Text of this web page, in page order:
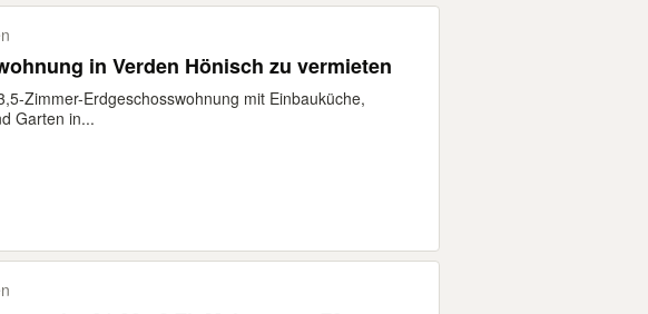
in Verden Hönisch zu vermieten
Zimmer-Erdgeschosswohnung mit Einbauküche,
Garten in...